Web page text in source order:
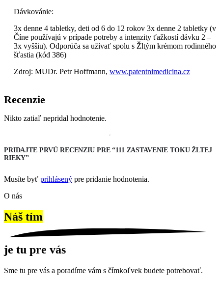
Dávkovánie:
3x denne 4 tabletky, deti od 6 do 12 rokov 3x denne 2 tabletky (v
Číne používajú v prípade potreby a intenzity ťažkostí dávku 2 –
3x vyššiu). Odporúča sa užívať spolu s Žltým krémom rodinného
šťastia (kód 386)
Zdroj: MUDr. Petr Hoffmann, www.patentnimedicina.cz
Recenzie
Nikto zatiaľ nepridal hodnotenie.
PRIDAJTE PRVÚ RECENZIU PRE “111 ZASTAVENIE TOKU ŽLTEJ
RIEKY”
Musíte byť prihlásený pre pridanie hodnotenia.
O nás
Náš tím
je tu pre vás
Sme tu pre vás a poradíme vám s čímkoľvek budete potrebovať.